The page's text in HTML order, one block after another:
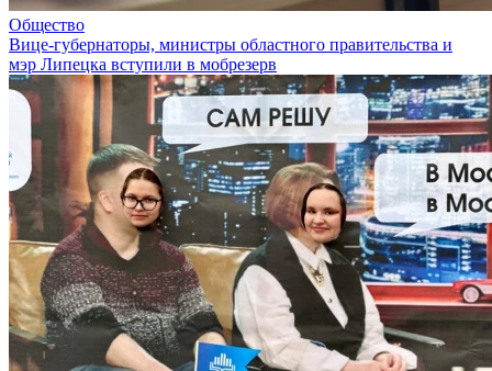
Общество
Вице-губернаторы, министры областного правительства и
мэр Липецка вступили в мобрезерв